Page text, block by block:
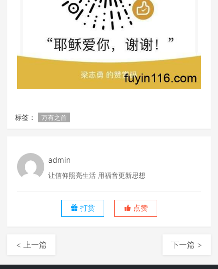
标签： 万有之首
admin
让信仰照亮生活 用福音更新思想
打赏 点赞
< 上一篇 下一篇 >